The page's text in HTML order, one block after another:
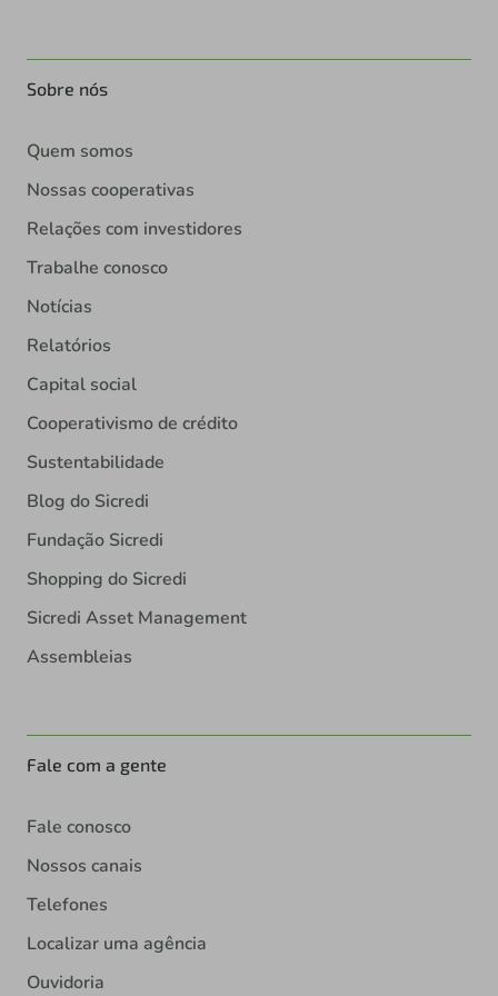
Sobre nós
Quem somos
Nossas cooperativas
Relações com investidores
Trabalhe conosco
Notícias
Relatórios
Capital social
Cooperativismo de crédito
Sustentabilidade
Blog do Sicredi
Fundação Sicredi
Shopping do Sicredi
Sicredi Asset Management
Assembleias
Fale com a gente
Fale conosco
Nossos canais
Telefones
Localizar uma agência
Ouvidoria